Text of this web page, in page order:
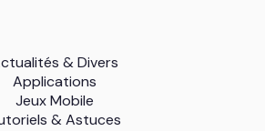
& Divers
Applications
Jeux Mobile
& Astuces